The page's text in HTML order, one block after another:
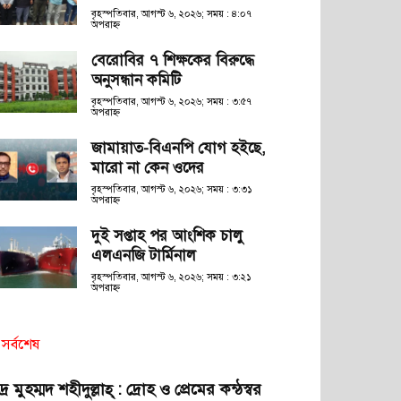
বৃহস্পতিবার, আগস্ট ৬, ২০২৬; সময় : ৪:০৭
অপরাহ্ণ
বেরোবির ৭ শিক্ষকের বিরুদ্ধে
অনুসন্ধান কমিটি
বৃহস্পতিবার, আগস্ট ৬, ২০২৬; সময় : ৩:৫৭
অপরাহ্ণ
জামায়াত-বিএনপি যোগ হইছে,
মারো না কেন ওদের
বৃহস্পতিবার, আগস্ট ৬, ২০২৬; সময় : ৩:৩১
অপরাহ্ণ
দুই সপ্তাহ পর আংশিক চালু
এলএনজি টার্মিনাল
বৃহস্পতিবার, আগস্ট ৬, ২০২৬; সময় : ৩:২১
অপরাহ্ণ
সর্বশেষ
মুহম্মদ শহীদুল্লাহ্ : দ্রোহ ও প্রেমের কন্ঠস্বর